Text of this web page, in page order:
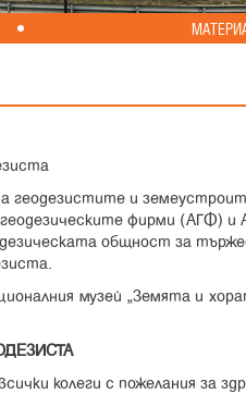
геодезистите и
фирми (АГФ) и
общност за
музей „Земята и
колеги с пожелания за